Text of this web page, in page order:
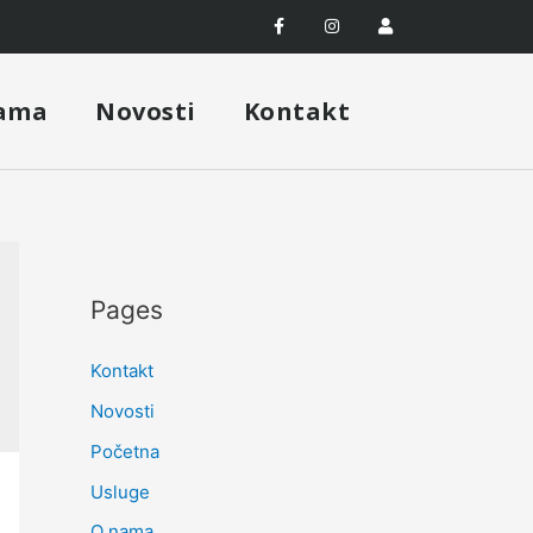
Novosti Kontakt
Pages
Kontakt
Novosti
Početna
Usluge